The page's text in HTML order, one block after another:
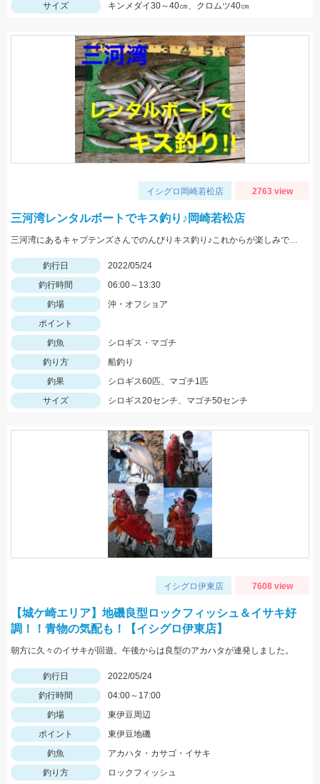
サイズ
キンメダイ30～40㎝、クロムツ40㎝
イシグロ岡崎若松店 2763 view
三河湾レンタルボートでキス釣り♪岡崎若松店
三河湾にあるキャプテンズさんでのんびりキス釣り♪これからが楽しみですね♪
釣行日
2022/05/24
釣行時間
06:00～13:30
釣場
沖・オフショア
ポイント
釣魚
シロギス・マゴチ
釣り方
船釣り
釣果
シロギス60匹、マゴチ1匹
サイズ
シロギス20センチ、マゴチ50センチ
イシグロ伊東店 7608 view
【城ケ崎エリア】地磯良型ロックフィッシュ＆イサキ好
調！！青物の気配も！【イシグロ伊東店】
朝方に久々のイサキが回遊。午後からは良型のアカハタが連発しました。
釣行日
2022/05/24
釣行時間
04:00～17:00
釣場
東伊豆周辺
ポイント
東伊豆地磯
釣魚
アカハタ・カサゴ・イサキ
釣り方
ロックフィッシュ